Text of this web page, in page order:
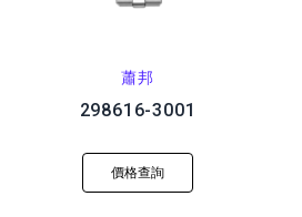
蕭邦
298616-3001
價格查詢